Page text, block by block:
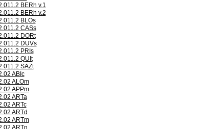
BERh v.1
BERh v.2
BLOs
CASs
DORt
DUVs
PRIs
QUIt
SAZt
ABIc
ALOm
APPm
ARTa
ARTc
ARTd
ARTm
ARTn